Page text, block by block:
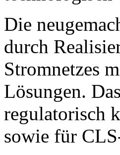
Die
durch
Stromnetzes
Lösungen.
regulatorisch
sowie für